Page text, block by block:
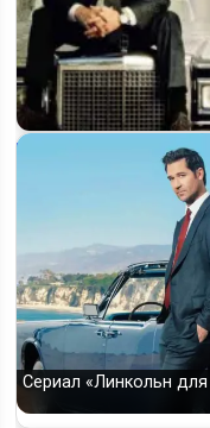
Когда выйдет 5
Сериал «Линкольн